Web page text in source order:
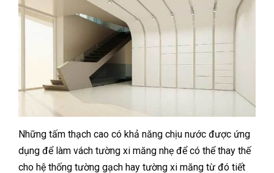
Những tấm thạch cao có khả năng chịu nước được ứng
dụng để làm vách tường xi măng nhẹ để có thể thay thế
cho hệ thống tường gạch hay tường xi măng từ đó tiết